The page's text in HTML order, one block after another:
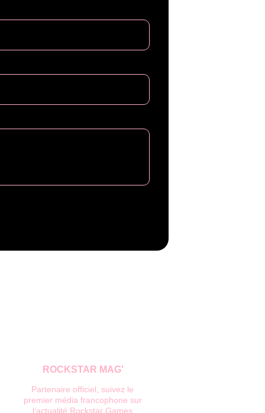
ROCKSTAR MAG'
Partenaire officiel, suivez le
premier média francophone sur
l’actualité Rockstar Games.